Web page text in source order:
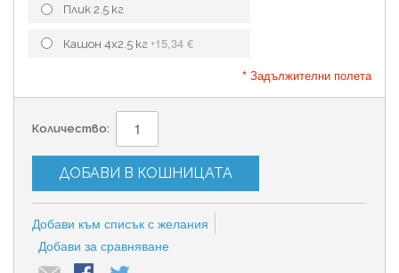
Плик 2.5 кг
Кашон 4х2.5 кг +15,34 €
* Задължителни полета
Количество:
ДОБАВИ В КОШНИЦАТА
Добави към списък с желания
Добави за сравняване